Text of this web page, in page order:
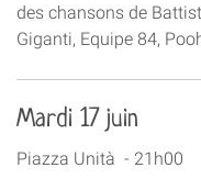
des chansons de
Giganti, Equipe 84,
Mardi 17 juin
Piazza Unità - 21h00